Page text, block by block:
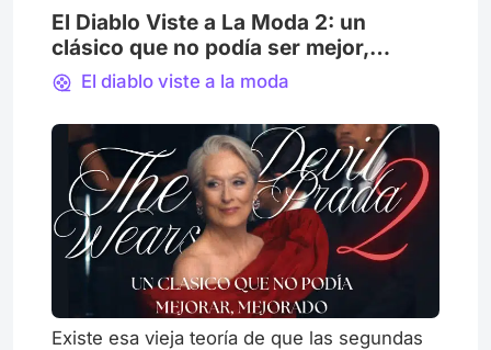
El Diablo Viste a La Moda 2: un
clásico que no podía ser mejor,
mejorado.
El diablo viste a la moda
Existe esa vieja teoría de que las segundas